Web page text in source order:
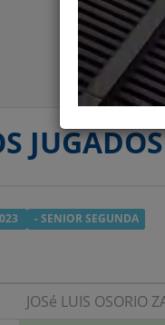
JUGADOS
- SENIOR SEGUNDA
JOSé LUIS OSORIO